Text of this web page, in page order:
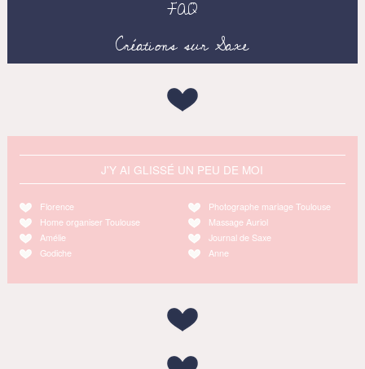
FAQ
Créations sur Saxe
J'Y AI GLISSÉ UN PEU DE MOI
Florence
Home organiser Toulouse
Amélie
Godiche
Photographe mariage Toulouse
Massage Auriol
Journal de Saxe
Anne